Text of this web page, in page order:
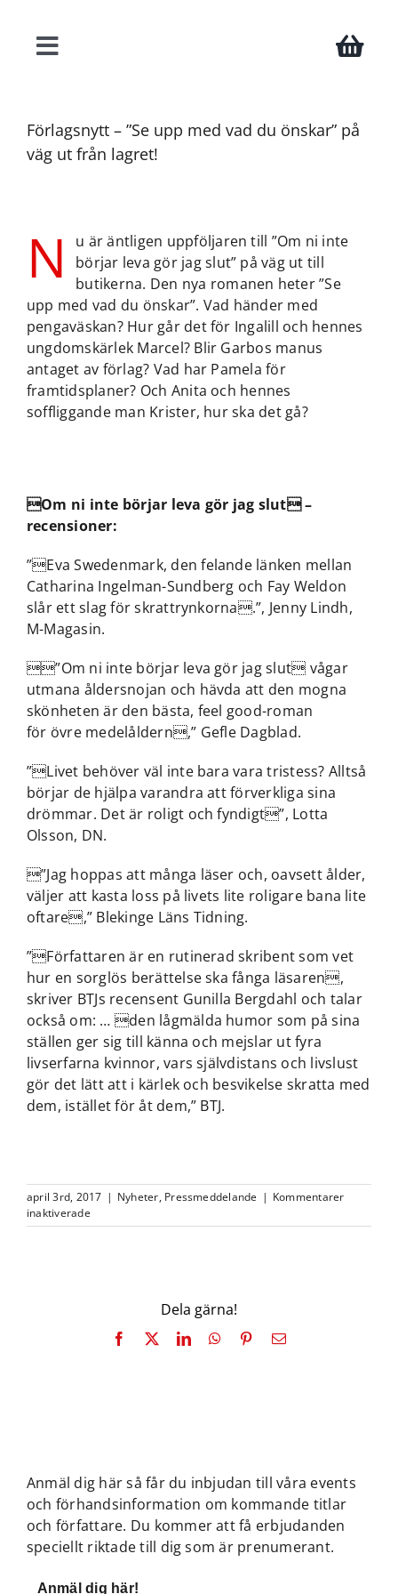
innehålletToggle
Böcker
Teman
Press
Kontakt
Förlagsnytt – ”Se upp med vad du önskar” på
väg ut från lagret!
N
u är äntligen uppföljaren till ”Om ni inte
börjar leva gör jag slut” på väg ut till
butikerna. Den nya romanen heter ”Se
upp med vad du önskar”. Vad händer med
pengaväskan? Hur går det för Ingalill och hennes
ungdomskärlek Marcel? Blir Garbos manus
antaget av förlag? Vad har Pamela för
framtidsplaner? Och Anita och hennes
soffliggande man Krister, hur ska det gå?
Om ni inte börjar leva gör jag slut –
recensioner:
”Eva Swedenmark, den felande länken mellan
Catharina Ingelman-Sundberg och Fay Weldon
slår ett slag för skrattrynkorna.”, Jenny Lindh,
M-Magasin.
”Om ni inte börjar leva gör jag slut vågar
utmana åldersnojan och hävda att den mogna
skönheten är den bästa, feel good-roman
för övre medelåldern,” Gefle Dagblad.
”Livet behöver väl inte bara vara tristess? Alltså
börjar de hjälpa varandra att förverkliga sina
drömmar. Det är roligt och fyndigt”, Lotta
Olsson, DN.
”Jag hoppas att många läser och, oavsett ålder,
väljer att kasta loss på livets lite roligare bana lite
oftare,” Blekinge Läns Tidning.
”Författaren är en rutinerad skribent som vet
hur en sorglös berättelse ska fånga läsaren,
skriver BTJs recensent Gunilla Bergdahl och talar
också om: … den lågmälda humor som på sina
ställen ger sig till känna och mejslar ut fyra
livserfarna kvinnor, vars självdistans och livslust
gör det lätt att i kärlek och besvikelse skratta med
dem, istället för åt dem,” BTJ.
april 3rd, 2017 | Nyheter, Pressmeddelande | Kommentarer
inaktiveradeför
Förlagsnytt
önskar”
Dela gärna!
Facebook
X LinkedInWhatsApp
Pinterest
E-
Anmäl dig här så får du inbjudan till våra events
och förhandsinformation om kommande titlar
och författare. Du kommer att få erbjudanden
speciellt riktade till dig som är prenumerant.
Anmäl dig här!